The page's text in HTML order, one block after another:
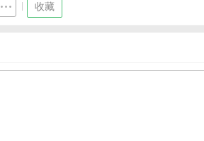
收藏